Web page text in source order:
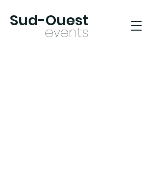
events
Sud-Ouest